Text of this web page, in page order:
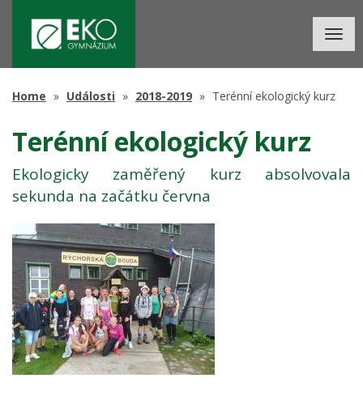
Home Události 2018-2019 Terénní ekologický kurz
Terénní ekologický kurz
Ekologicky zaměřený kurz absolvovala
sekunda na začátku června